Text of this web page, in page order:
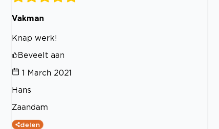
Vakman
Knap werk!
Beveelt aan
1 March 2021
Hans
Zaandam
delen